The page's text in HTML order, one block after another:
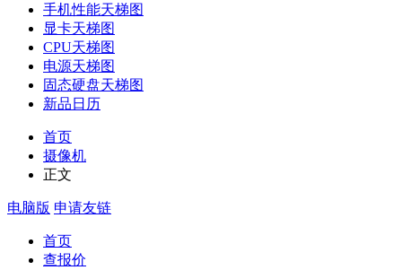
手机性能天梯图
显卡天梯图
CPU天梯图
电源天梯图
固态硬盘天梯图
新品日历
首页
摄像机
正文
电脑版 申请友链
首页
查报价